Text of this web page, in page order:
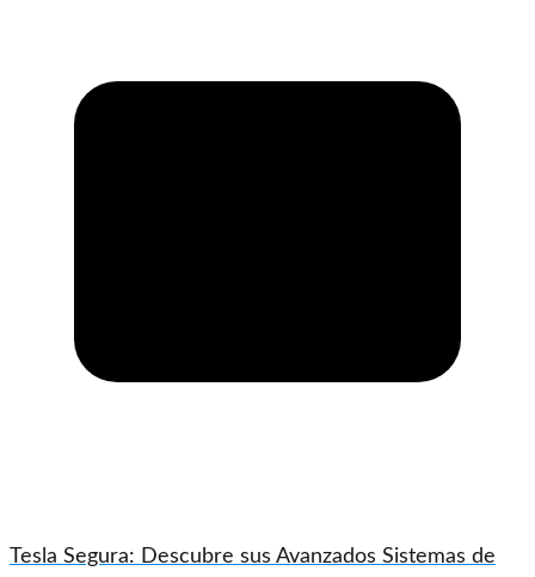
Tesla Segura: Descubre sus Avanzados Sistemas de